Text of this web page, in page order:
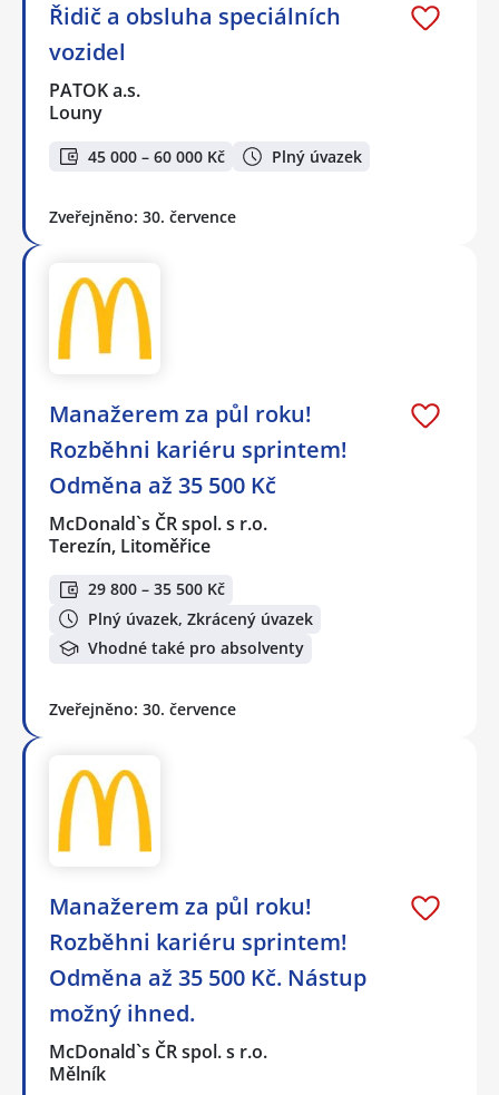
Řidič a obsluha speciálních
vozidel
PATOK a.s.
Louny
45 000 – 60 000 Kč Plný úvazek
Zveřejněno: 30. července
Manažerem za půl roku!
Rozběhni kariéru sprintem!
Odměna až 35 500 Kč
McDonald`s ČR spol. s r.o.
Terezín, Litoměřice
29 800 – 35 500 Kč
Plný úvazek, Zkrácený úvazek
Vhodné také pro absolventy
Zveřejněno: 30. července
Manažerem za půl roku!
Rozběhni kariéru sprintem!
Odměna až 35 500 Kč. Nástup
možný ihned.
McDonald`s ČR spol. s r.o.
Mělník